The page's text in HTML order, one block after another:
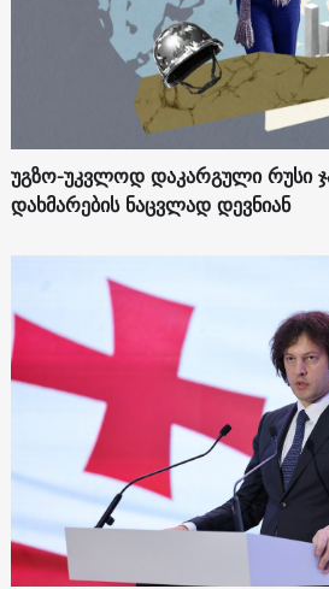
უგზო-უკვლოდ დაკარგული რუსი
დახმარების ნაცვლად დევნიან